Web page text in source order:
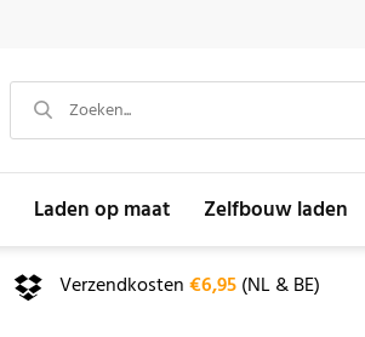
Laden op maat Zelfbouw laden
Verzendkosten€6,95(NL & BE)